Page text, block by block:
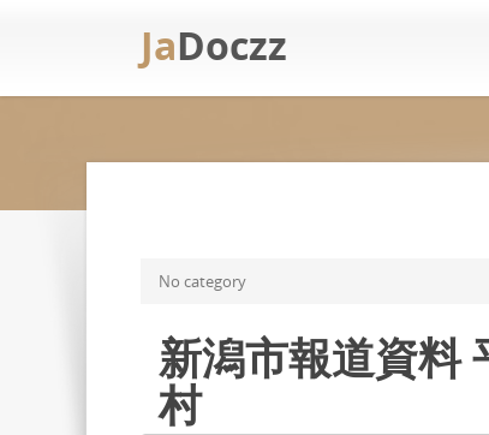
JaDoczz
No category
新潟市報道資料
村